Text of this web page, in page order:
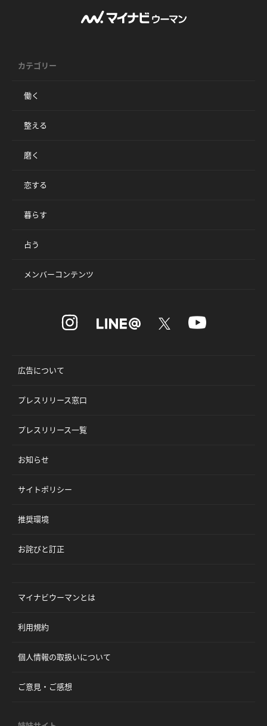
カテゴリー
働く
整える
磨く
恋する
暮らす
占う
メンバーコンテンツ
広告について
プレスリリース窓口
プレスリリース一覧
お知らせ
サイトポリシー
推奨環境
お詫びと訂正
マイナビウーマンとは
利用規約
個人情報の取扱いについて
ご意見・ご感想